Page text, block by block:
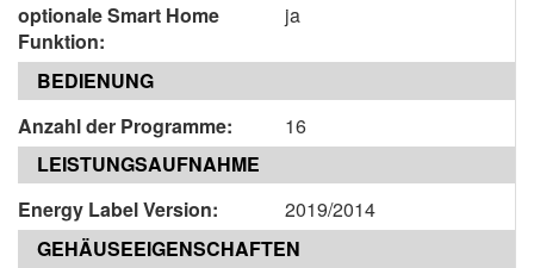
optionale Smart Home
Funktion:
ja
BEDIENUNG
Anzahl der Programme:
16
LEISTUNGSAUFNAHME
Energy Label Version:
2019/2014
GEHÄUSEEIGENSCHAFTEN